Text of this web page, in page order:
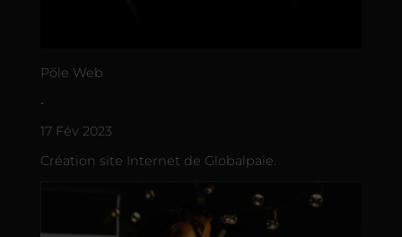
Põle Web
•
17 Fév 2023
Création site Internet de Globalpaie.